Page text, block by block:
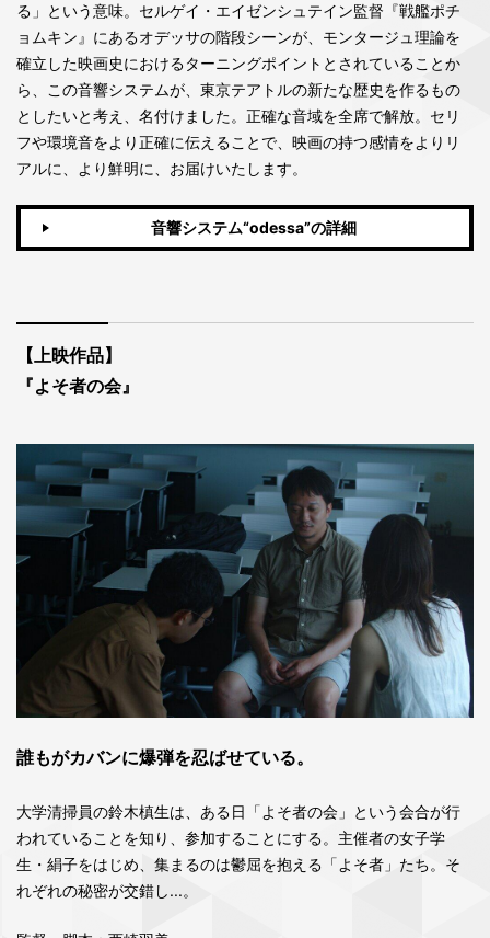
る」という意味。セルゲイ・エイゼンシュテイン監督『戦艦ポチ
ョムキン』にあるオデッサの階段シーンが、モンタージュ理論を
確立した映画史におけるターニングポイントとされていることか
ら、この音響システムが、東京テアトルの新たな歴史を作るもの
としたいと考え、名付けました。正確な音域を全席で解放。セリ
フや環境音をより正確に伝えることで、映画の持つ感情をよりリ
アルに、より鮮明に、お届けいたします。
音響システム“odessa”の詳細
【上映作品】
『よそ者の会』
誰もがカバンに爆弾を忍ばせている。
大学清掃員の鈴木槙生は、ある日「よそ者の会」という会合が行
われていることを知り、参加することにする。主催者の女子学
生・絹子をはじめ、集まるのは鬱屈を抱える「よそ者」たち。そ
れぞれの秘密が交錯し...。